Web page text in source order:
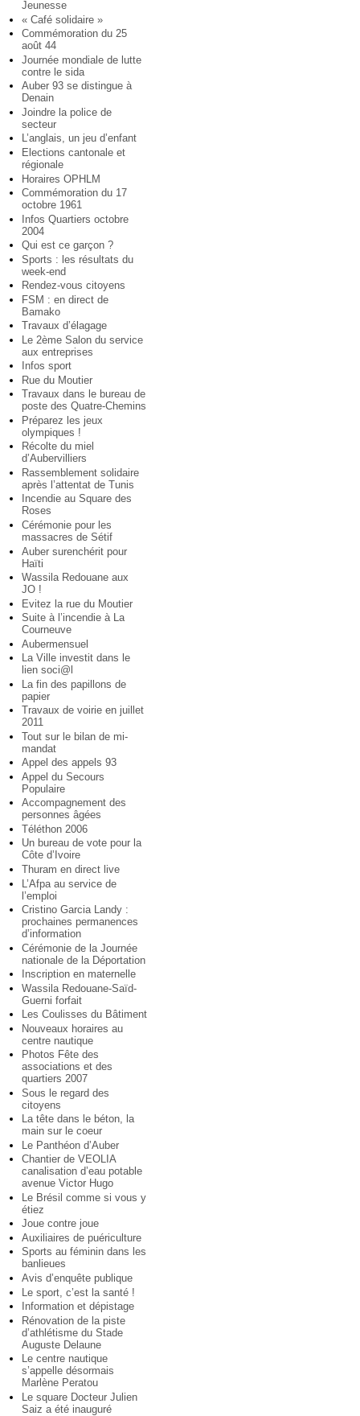
Jeunesse
« Café solidaire »
Commémoration du 25
août 44
Journée mondiale de lutte
contre le sida
Auber 93 se distingue à
Denain
Joindre la police de
secteur
L’anglais, un jeu d’enfant
Elections cantonale et
régionale
Horaires OPHLM
Commémoration du 17
octobre 1961
Infos Quartiers octobre
2004
Qui est ce garçon ?
Sports : les résultats du
week-end
Rendez-vous citoyens
FSM : en direct de
Bamako
Travaux d’élagage
Le 2ème Salon du service
aux entreprises
Infos sport
Rue du Moutier
Travaux dans le bureau de
poste des Quatre-Chemins
Préparez les jeux
olympiques !
Récolte du miel
d’Aubervilliers
Rassemblement solidaire
après l’attentat de Tunis
Incendie au Square des
Roses
Cérémonie pour les
massacres de Sétif
Auber surenchérit pour
Haïti
Wassila Redouane aux
JO !
Evitez la rue du Moutier
Suite à l’incendie à La
Courneuve
Aubermensuel
La Ville investit dans le
lien soci@l
La fin des papillons de
papier
Travaux de voirie en juillet
2011
Tout sur le bilan de mi-
mandat
Appel des appels 93
Appel du Secours
Populaire
Accompagnement des
personnes âgées
Téléthon 2006
Un bureau de vote pour la
Côte d’Ivoire
Thuram en direct live
L’Afpa au service de
l’emploi
Cristino Garcia Landy :
prochaines permanences
d’information
Cérémonie de la Journée
nationale de la Déportation
Inscription en maternelle
Wassila Redouane-Saïd-
Guerni forfait
Les Coulisses du Bâtiment
Nouveaux horaires au
centre nautique
Photos Fête des
associations et des
quartiers 2007
Sous le regard des
citoyens
La tête dans le béton, la
main sur le coeur
Le Panthéon d’Auber
Chantier de VEOLIA
canalisation d’eau potable
avenue Victor Hugo
Le Brésil comme si vous y
étiez
Joue contre joue
Auxiliaires de puériculture
Sports au féminin dans les
banlieues
Avis d’enquête publique
Le sport, c’est la santé !
Information et dépistage
Rénovation de la piste
d’athlétisme du Stade
Auguste Delaune
Le centre nautique
s’appelle désormais
Marlène Peratou
Le square Docteur Julien
Saiz a été inauguré